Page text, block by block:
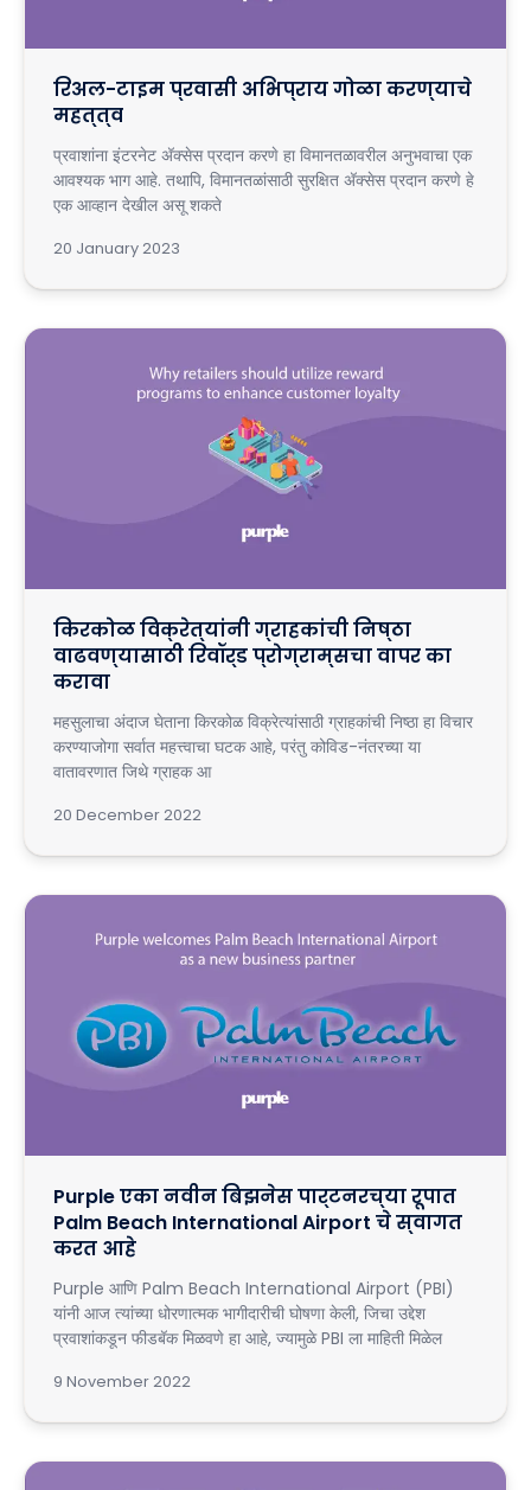
रिअल-टाइम प्रवासी अभिप्राय गोळा करण्याचे
महत्त्व
प्रवाशांना इंटरनेट अ‍ॅक्सेस प्रदान करणे हा विमानतळावरील अनुभवाचा एक
आवश्यक भाग आहे. तथापि, विमानतळांसाठी सुरक्षित अ‍ॅक्सेस प्रदान करणे हे
एक आव्हान देखील असू शकते
20 January 2023
किरकोळ विक्रेत्यांनी ग्राहकांची निष्ठा
वाढवण्यासाठी रिवॉर्ड प्रोग्राम्सचा वापर का
करावा
महसुलाचा अंदाज घेताना किरकोळ विक्रेत्यांसाठी ग्राहकांची निष्ठा हा विचार
करण्याजोगा सर्वात महत्त्वाचा घटक आहे, परंतु कोविड-नंतरच्या या
वातावरणात जिथे ग्राहक आ
20 December 2022
Purple एका नवीन बिझनेस पार्टनरच्या रूपात
Palm Beach International Airport चे स्वागत
करत आहे
Purple आणि Palm Beach International Airport (PBI)
यांनी आज त्यांच्या धोरणात्मक भागीदारीची घोषणा केली, जिचा उद्देश
प्रवाशांकडून फीडबॅक मिळवणे हा आहे, ज्यामुळे PBI ला माहिती मिळेल
9 November 2022